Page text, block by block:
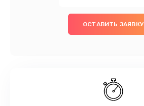
ОСТАВИТЬ ЗАЯВКУ